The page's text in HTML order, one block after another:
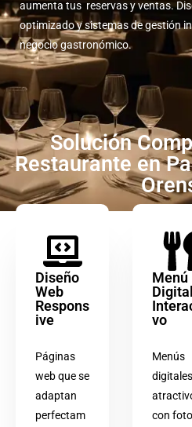
aumenta tus reservas y ventas.
optimizado y sistemas de gestión
negocio gastronómico.
Solución
Restaurante en
Diseño
Web
Respons
ive
Páginas
web que se
adaptan
perfectam
Menú
Digital
vo
Menús
digitales
con